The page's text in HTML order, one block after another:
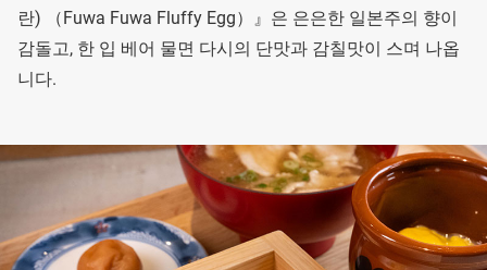
란) （Fuwa Fuwa Fluffy Egg）』은 은은한 일본주의 향이
감돌고, 한 입 베어 물면 다시의 단맛과 감칠맛이 스며 나옵
니다.